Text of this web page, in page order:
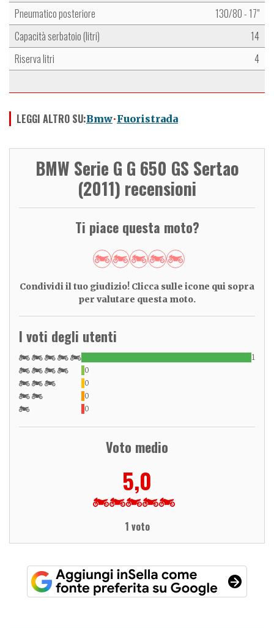
Pneumatico posteriore
130/80 - 17"
Capacità serbatoio (litri)
14
Riserva litri
4
LEGGI ALTRO SU:Bmw Fuoristrada
BMW Serie G G 650 GS Sertao
(2011) recensioni
Ti piace questa moto?
Condividi il tuo giudizio! Clicca sulle icone qui sopra
per valutare questa moto.
I voti degli utenti
1
0
0
0
0
Voto medio
5,0
1 voto